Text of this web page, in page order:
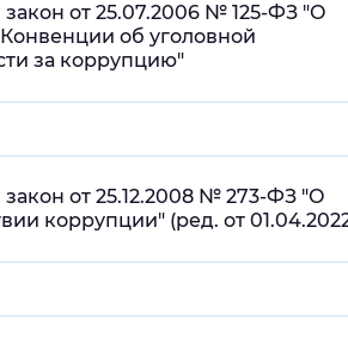
от 25.07.2006 № 125-ФЗ "О
об уголовной
за коррупцию"
от 25.12.2008 № 273-ФЗ "О
коррупции" (ред. от